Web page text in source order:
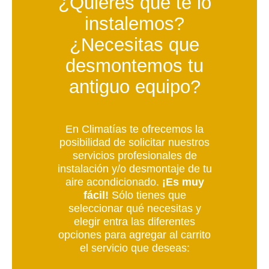
instalemos?
¿Necesitas que
desmontemos tu
antiguo equipo?
En Climatías te ofrecemos la
posibilidad de solicitar nuestros
servicios profesionales de
instalación y/o desmontaje de tu
aire acondicionado. ¡Es muy
fácil! Sólo tienes que
seleccionar qué necesitas y
elegir entra las diferentes
opciones para agregar al carrito
el servicio que deseas: